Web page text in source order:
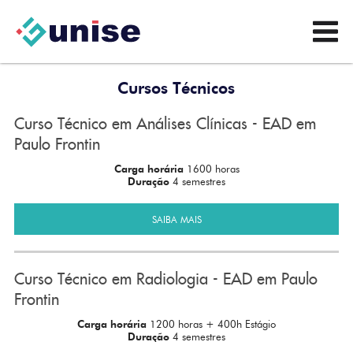
Cursos Técnicos
Curso Técnico em Análises Clínicas - EAD em
Paulo Frontin
Carga horária 1600 horas
Duração 4 semestres
SAIBA MAIS
Curso Técnico em Radiologia - EAD em Paulo
Frontin
Carga horária 1200 horas + 400h Estágio
Duração 4 semestres